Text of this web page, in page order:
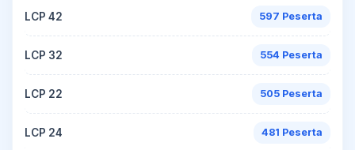
LCP 42 597 Peserta
LCP 32 554 Peserta
LCP 22 505 Peserta
LCP 24 481 Peserta